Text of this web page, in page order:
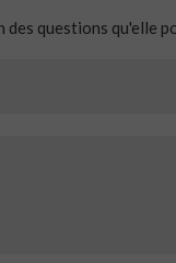
des questions qu'elle